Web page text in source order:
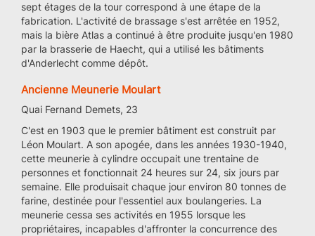
sept étages de la tour correspond à une étape de la
fabrication. L'activité de brassage s'est arrêtée en 1952,
mais la bière Atlas a continué à être produite jusqu'en 1980
par la brasserie de Haecht, qui a utilisé les bâtiments
d'Anderlecht comme dépôt.
Ancienne Meunerie Moulart
Quai Fernand Demets, 23
C'est en 1903 que le premier bâtiment est construit par
Léon Moulart. A son apogée, dans les années 1930-1940,
cette meunerie à cylindre occupait une trentaine de
personnes et fonctionnait 24 heures sur 24, six jours par
semaine. Elle produisait chaque jour environ 80 tonnes de
farine, destinée pour l'essentiel aux boulangeries. La
meunerie cessa ses activités en 1955 lorsque les
propriétaires, incapables d'affronter la concurrence des